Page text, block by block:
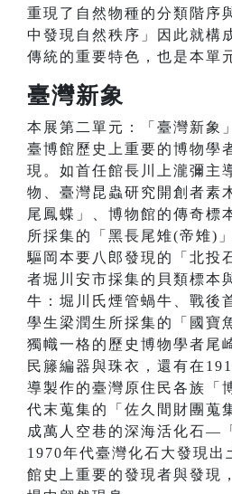
重現了自然物種的分類階序
中發現自然秩序」因此就構
傳統的重要特色，也是本單
臺灣新象
本展第二單元：「臺灣新象
臺博館歷史上重要的博物學
現。如首任館長川上瀧彌主
物、臺灣昆蟲研究開創者素
尾鳳蝶」、博物館的傳奇標
所採集的「黑長尾雉(帝雉)
驅岡本要八郎發現的「北投
者堀川安市採集的貝類標本
牛：堀川氏煙管蝸牛、戰後
學生梁潤生所採集的「國寶
獨幟一格的歷史博物學者尾
民籐編器與珠衣，還有在
導製作的臺灣原住民各族「
代末蒐集的「佐久間財團蒐
成萬人空巷的深海活化石—
1970年代臺灣化石大發現出
館史上重要的發現者與發現